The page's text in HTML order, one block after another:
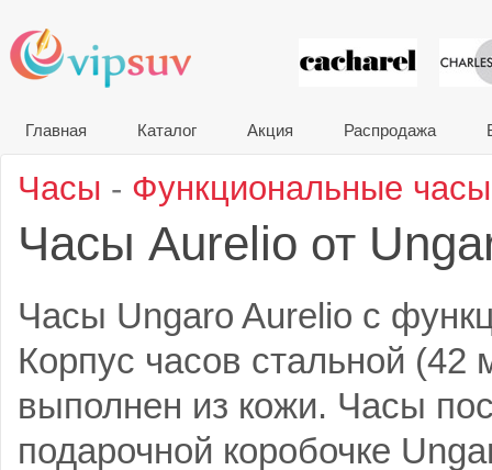
VIP
Главная Каталог Акция Распродажа
Часы - Функциональные часы
Часы Aurelio от
Часы Ungaro Aurelio с
Корпус часов стальной
выполнен из кожи. Часы
подарочной коробочке